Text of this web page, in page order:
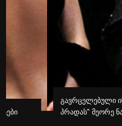
გავრცელებული
პრადას” მეორე ნაწილი